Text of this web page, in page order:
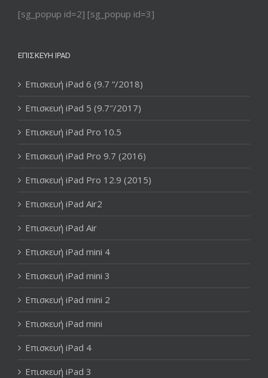
[sg_popup id=2] [sg_popup id=3]
ΕΠΙΣΚΕΥΉ IPAD
Επισκευή iPad 6 (9.7 “/2018)
Επισκευή iPad 5 (9.7″/2017)
Επισκευή iPad Pro 10.5
Επισκευή iPad Pro 9.7 (2016)
Επισκευή iPad Pro 12.9 (2015)
Επισκευή iPad Air2
Επισκευή iPad Air
Επισκευή iPad mini 4
Επισκευή iPad mini 3
Επισκευή iPad mini 2
Επισκευή iPad mini
Επισκευή iPad 4
Επισκευή iPad 3